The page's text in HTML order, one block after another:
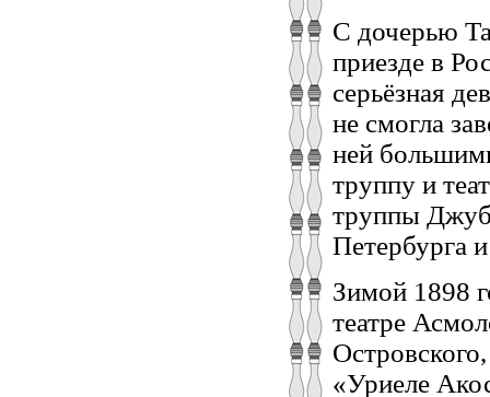
С дочерью
приезде в
серьёзная
не смогла
ней
труппу и
труппы
Петербурга
Зимой 1898
театре
«Уриеле